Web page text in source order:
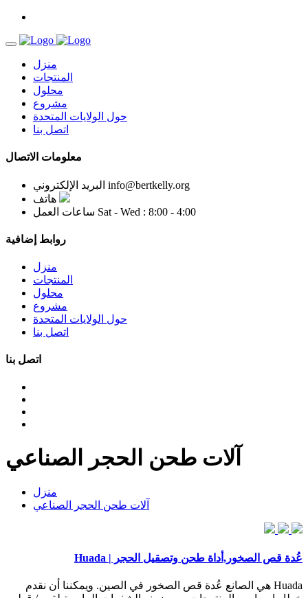
منزل
المنتجات
محلول
مشروع
حول الولايات المتحدة
اتصل بنا
معلومات الاتصال
البريد الإلكتروني info@bertkelly.org
هاتف
ساعات العمل Sat - Wed : 8:00 - 4:00
روابط إضافية
منزل
المنتجات
محلول
مشروع
حول الولايات المتحدة
اتصل بنا
اتصل بنا
آلات طحن الحجر الصناعي
منزل
آلات طحن الحجر الصناعي
عُدة قص الصخور,أداة طحن وتصقيل الحجر | Huada
Huada هي الصانع عُدة قص الصخور في الصين. ويمكننا أن نقدم